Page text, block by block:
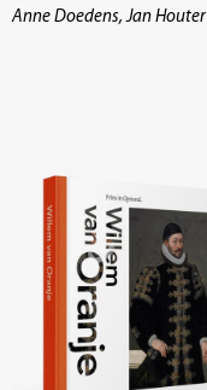
Anne Doedens, Jan Houter